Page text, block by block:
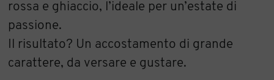
rossa e ghiaccio, l’ideale per un’estate di
passione.
Il risultato? Un accostamento di grande
carattere, da versare e gustare.